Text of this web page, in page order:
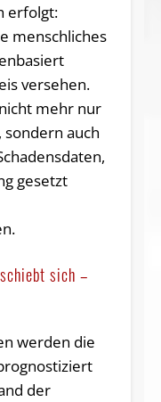
erfolgt:
menschliches
versehen.
mehr nur
sondern auch
gesetzt
sich –
werden die
der